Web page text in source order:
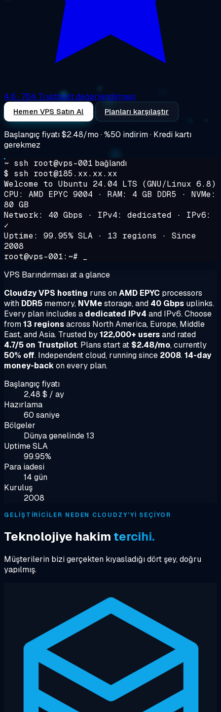
4.6 · 764 Trustpilot değerlendirmesi
Hemen VPS Satın Al Planları karşılaştır
Başlangıç fiyatı$2.48/mo · %50 indirim · Kredi kartı
gerekmez
~ ssh root@vps-001 bağlandı
$ ssh root@185.xx.xx.xx
Welcome to Ubuntu 24.04 LTS (GNU/Linux 6.8)
CPU: AMD EPYC 9004 · RAM: 4 GB DDR5 · NVMe:
80 GB
Network: 40 Gbps · IPv4: dedicated · IPv6:
✓
Uptime: 99.95% SLA · 13 regions · Since
2008
root@vps-001:~# _
VPS Barındırması at a glance
Cloudzy VPS hosting runs onAMD EPYC processors
with DDR5 memory, NVMestorage, and 40 Gbps uplinks.
Every plan includes a dedicated IPv4 and IPv6. Choose
from13 regionsacross North America, Europe, Middle
East, and Asia. Trusted by122,000+ usersand rated
4.7/5 on Trustpilot. Plans start at $2.48/mo, currently
50% off. Independent cloud, running since 2008.14-day
money-backon every plan.
Başlangıç fiyatı
2,48 $ / ay
Hazırlama
60 saniye
Bölgeler
Dünya genelinde 13
Uptime SLA
99.95%
Para iadesi
14 gün
Kuruluş
2008
GELIŞTIRICILER NEDEN CLOUDZY'YI SEÇIYOR
Teknolojiye hakim tercihi.
Müşterilerin bizi gerçekten kıyasladığı dört şey, doğru
yapılmış.